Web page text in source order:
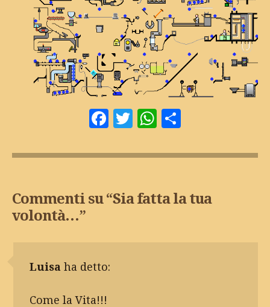
Facebook
Twitter
WhatsApp
Commenti su “Sia fatta la tua
volontà…”
Luisa ha detto:
Come la Vita!!!